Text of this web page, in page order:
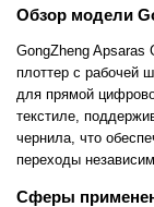
Обзор модели
GongZheng Apsaras
плоттер с рабочей
для прямой
текстиле,
чернила, что
переходы
Сферы